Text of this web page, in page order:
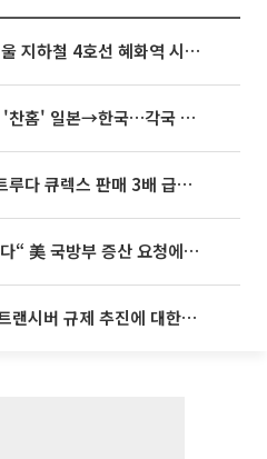
전장연, 오늘(10일) 서울 지하철 4호선 혜화역 시위…1호선 용산역 무정차
태풍 '돌핀' 중국 상륙, '찬홈' 일본→한국…각국 기상청 예상 경로는?
대신證 “알테오젠, 키트루다 큐렉스 판매 3배 급증…목표가 41만원 상향”
[특징주] “탄약 부족하다“ 美 국방부 증산 요청에⋯국내 방산주 급등세
[특징주] 美 중국산 광트랜시버 규제 추진에 대한광통신 등 광통신株 강세